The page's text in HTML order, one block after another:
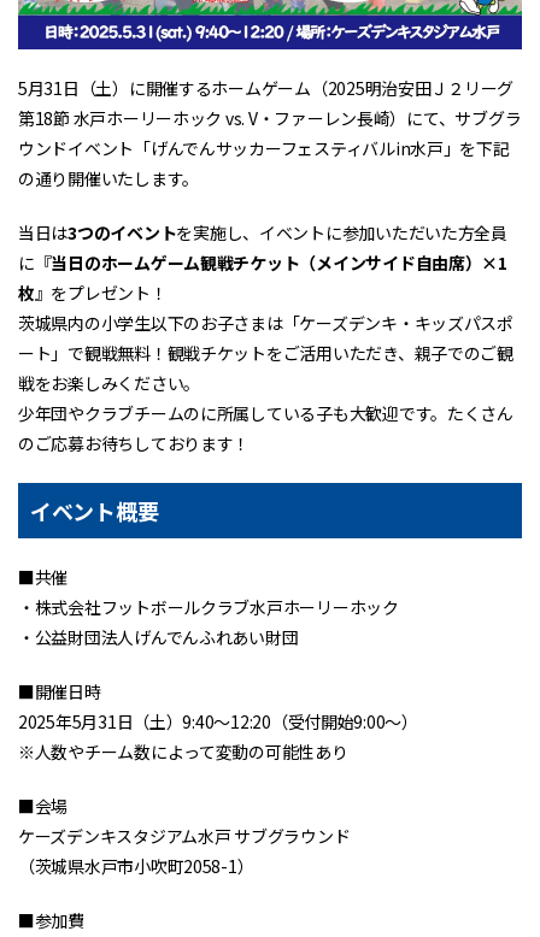
5月31日（土）に開催するホームゲーム（2025明治安田Ｊ２リーグ
第18節 水戸ホーリーホック vs. V・ファーレン長崎）にて、サブグラ
ウンドイベント「げんでんサッカーフェスティバルin水戸」を下記
の通り開催いたします。
当日は3つのイベントを実施し、イベントに参加いただいた方全員
に『当日のホームゲーム観戦チケット（メインサイド自由席）×1
枚』をプレゼント！
茨城県内の小学生以下のお子さまは「ケーズデンキ・キッズパスポ
ート」で観戦無料！観戦チケットをご活用いただき、親子でのご観
戦をお楽しみください。
少年団やクラブチームのに所属している子も大歓迎です。たくさん
のご応募お待ちしております！
イベント概要
■共催
・株式会社フットボールクラブ水戸ホーリーホック
・公益財団法人げんでんふれあい財団
■開催日時
2025年5月31日（土）9:40〜12:20（受付開始9:00～）
※人数やチーム数によって変動の可能性あり
■会場
ケーズデンキスタジアム水戸 サブグラウンド
（茨城県水戸市小吹町2058-1）
■参加費